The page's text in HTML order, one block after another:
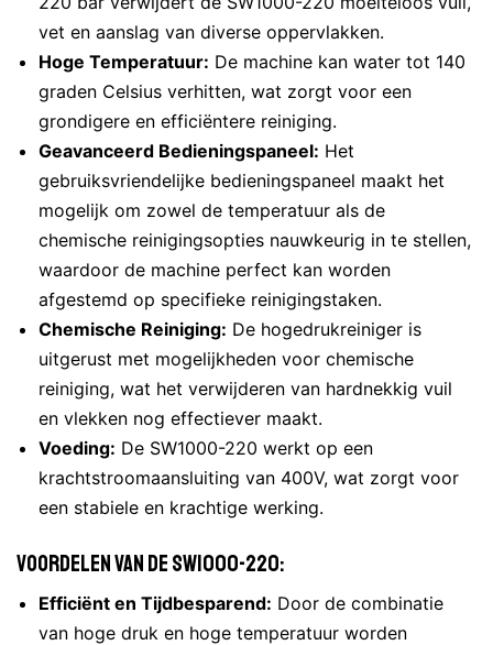
vet en aanslag van diverse oppervlakken.
Hoge Temperatuur: De machine kan water tot 140
graden Celsius verhitten, wat zorgt voor een
grondigere en efficiëntere reiniging.
Geavanceerd Bedieningspaneel: Het
gebruiksvriendelijke bedieningspaneel maakt het
mogelijk om zowel de temperatuur als de
chemische reinigingsopties nauwkeurig in te stellen,
waardoor de machine perfect kan worden
afgestemd op specifieke reinigingstaken.
Chemische Reiniging: De hogedrukreiniger is
uitgerust met mogelijkheden voor chemische
reiniging, wat het verwijderen van hardnekkig vuil
en vlekken nog effectiever maakt.
Voeding: De SW1000-220 werkt op een
krachtstroomaansluiting van 400V, wat zorgt voor
een stabiele en krachtige werking.
Voordelen van de SW1000-220:
Efficiënt en Tijdbesparend: Door de combinatie
van hoge druk en hoge temperatuur worden